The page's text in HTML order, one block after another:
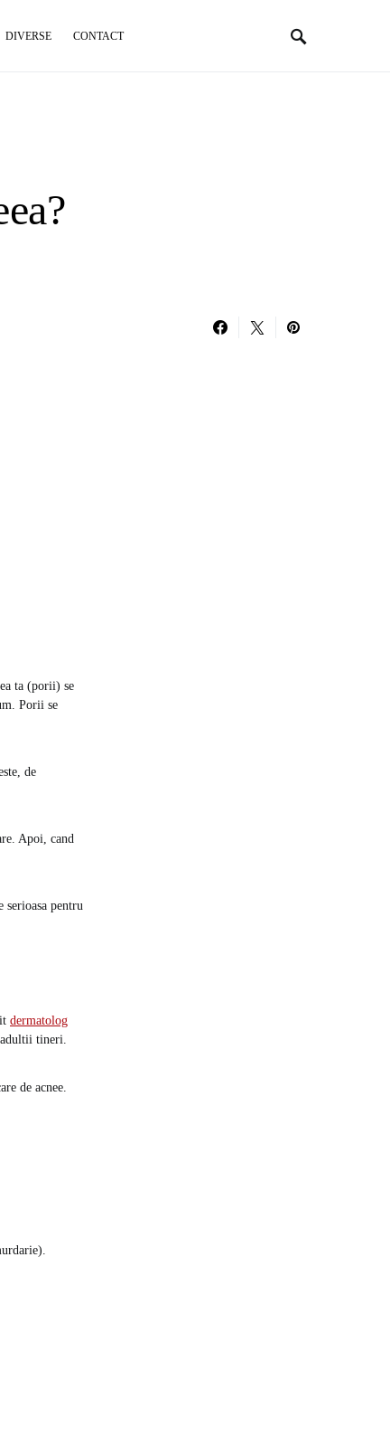
DIVERSE CONTACT
ta (porii) se
Porii se
de
Apoi, cand
serioasa pentru
dermatolog
tineri.
de acnee.